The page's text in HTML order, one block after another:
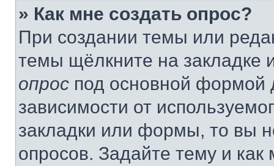
» Как мне создать опрос?
При создании темы или
темы щёлкните на
опрос под основной формой
зависимости от
закладки или формы, то вы
опросов. Задайте тему и